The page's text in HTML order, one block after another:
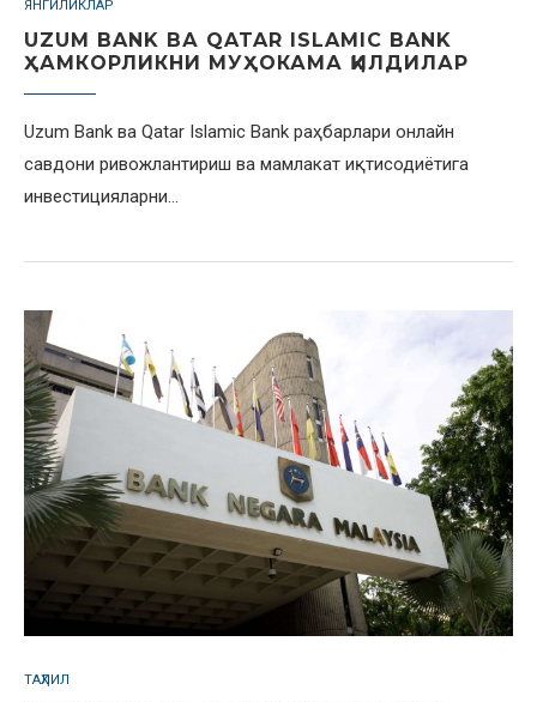
ЯНГИЛИКЛАР
UZUM BANK ВА QATAR ISLAMIC BANK
ҲАМКОРЛИКНИ МУҲОКАМА ҚИЛДИЛАР
Uzum Bank ва Qatar Islamic Bank раҳбарлари онлайн
савдони ривожлантириш ва мамлакат иқтисодиётига
инвестицияларни…
ТАҲЛИЛ